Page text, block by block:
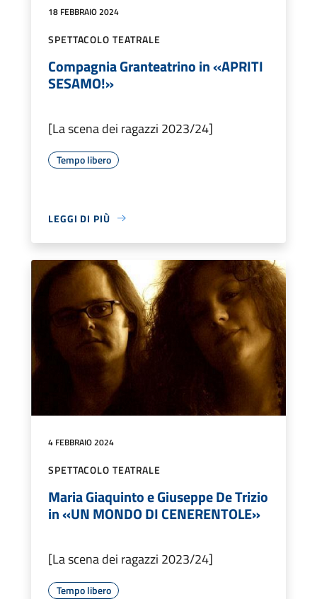
18 FEBBRAIO 2024
SPETTACOLO TEATRALE
Compagnia Granteatrino in «APRITI
SESAMO!»
[La scena dei ragazzi 2023/24]
Tempo libero
LEGGI DI PIÙ
4 FEBBRAIO 2024
SPETTACOLO TEATRALE
Maria Giaquinto e Giuseppe De Trizio
in «UN MONDO DI CENERENTOLE»
[La scena dei ragazzi 2023/24]
Tempo libero